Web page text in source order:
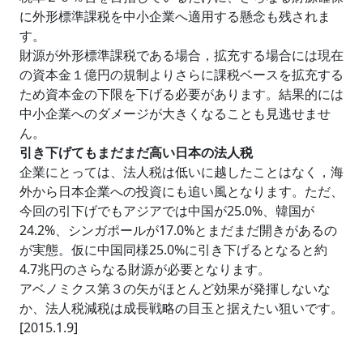
に外形標準課税を中小企業へ適用する懸念も残されま
す。
財源が外形標準課税である場合，拡充する場合には現在
の資本金１億円の規制よりさらに課税ベースを拡充する
ため資本金の下限を下げる必要があります。結果的には
中小企業へのダメージが大きくなることも見逃せませ
ん。
引き下げてもまだまだ高い日本の法人税
企業にとっては、法人税は低いに越したことはなく，海
外から日本企業への投資にも追い風となります。ただ、
今回の引下げでもアジアでは中国が25.0%、韓国が
24.2%、シンガポールが17.0%とまだまだ開きがあるの
が実態。仮に中国同様25.0%に引き下げるとなると約
4.7兆円のさらなる財源が必要となります。
アベノミクス第３の矢がほとんど効果が発揮しないな
か、法人税減税は成長戦略の目玉と据えたい狙いです。
[2015.1.9]